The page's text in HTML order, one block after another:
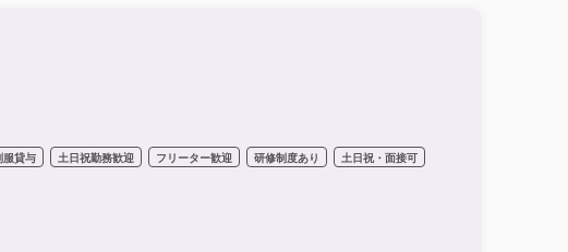
服貸与 土日祝勤務歓迎 フリーター歓迎 研修制度あり 土日祝・面接可